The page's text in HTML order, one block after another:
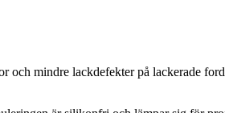
mindre lackdefekter på lackerade